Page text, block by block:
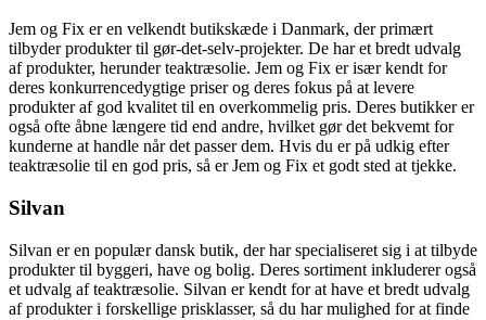
Jem og Fix er en velkendt butikskæde i Danmark, der primært
tilbyder produkter til gør-det-selv-projekter. De har et bredt udvalg
af produkter, herunder teaktræsolie. Jem og Fix er især kendt for
deres konkurrencedygtige priser og deres fokus på at levere
produkter af god kvalitet til en overkommelig pris. Deres butikker er
også ofte åbne længere tid end andre, hvilket gør det bekvemt for
kunderne at handle når det passer dem. Hvis du er på udkig efter
teaktræsolie til en god pris, så er Jem og Fix et godt sted at tjekke.
Silvan
Silvan er en populær dansk butik, der har specialiseret sig i at tilbyde
produkter til byggeri, have og bolig. Deres sortiment inkluderer også
et udvalg af teaktræsolie. Silvan er kendt for at have et bredt udvalg
af produkter i forskellige prisklasser, så du har mulighed for at finde